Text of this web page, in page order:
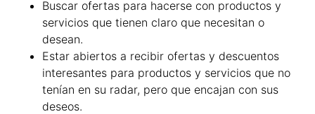
Buscar ofertas para hacerse con productos y
servicios que tienen claro que necesitan o
desean.
Estar abiertos a recibir ofertas y descuentos
interesantes para productos y servicios que no
tenían en su radar, pero que encajan con sus
deseos.